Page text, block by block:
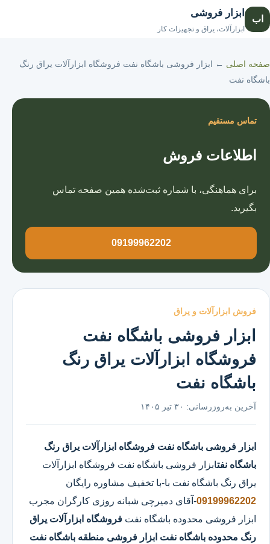
اب
ابزار فروشی
ابزارآلات، یراق و تجهیزات کار
صفحه اصلی ← ابزار فروشی باشگاه نفت فروشگاه ابزارآلات یراق رنگ
باشگاه نفت
فروش ابزارآلات و یراق
ابزار فروشی باشگاه نفت
فروشگاه ابزارآلات یراق رنگ
باشگاه نفت
آخرین به‌روزرسانی: ۳۰ تیر ۱۴۰۵
ابزار فروشی باشگاه نفت فروشگاه ابزارآلات یراق رنگ
باشگاه نفتابزار فروشی باشگاه نفت فروشگاه ابزارآلات
یراق رنگ باشگاه نفت با-با تخفیف مشاوره رایگان
09199962202-آقای دمیرچی شبانه روزی کارگران مجرب
ابزار فروشی محدوده باشگاه نفت فروشگاه ابزارآلات یراق
رنگ محدوده باشگاه نفت ابزار فروشی منطقه باشگاه نفت
تماس مستقیم
اطلاعات فروش
برای هماهنگی، با شماره ثبت‌شده همین صفحه تماس
بگیرید.
09199962202